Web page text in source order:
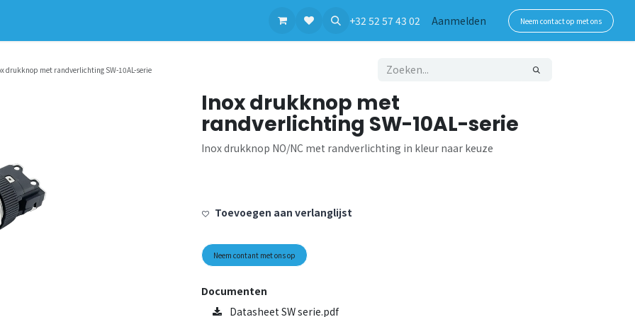
+32 52 57 43 02 Aanmelden Neem contact op met ons
drukknop met randverlichting SW-10AL-serie
Inox drukknop met
randverlichting SW-10AL-serie
Inox drukknop NO/NC met randverlichting in kleur naar keuze
Toevoegen aan verlanglijst
Neem contant met ons op
Documenten
Datasheet SW serie.pdf